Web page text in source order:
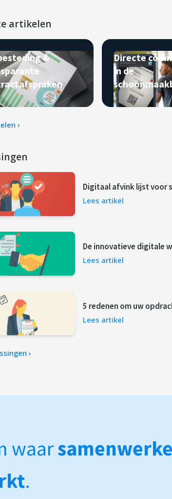
artikelen
&
Directe
in de
zo lukt
›
Digitaal afvink lijst voor
Lees artikel
De innovatieve digitale
Lees artikel
5 redenen om uw
Lees artikel
›
waar
.